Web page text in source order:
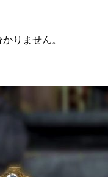
りません。